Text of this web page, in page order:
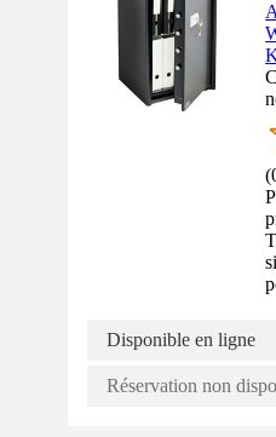
(
Disponible en ligne
Réservation non